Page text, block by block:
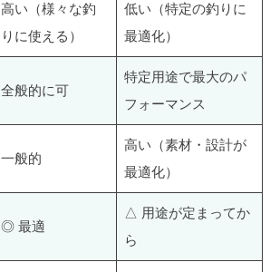
高い（様々な釣
りに使える）
低い（特定の釣りに
最適化）
全般的に可
特定用途で最大のパ
フォーマンス
一般的
高い（素材・設計が
最適化）
◎ 最適
△ 用途が定まってか
ら